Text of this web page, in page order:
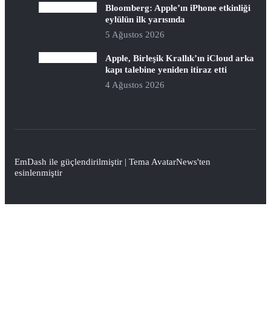
Bloomberg: Apple’ın iPhone etkinliği
eylülün ilk yarısında
5 Ağustos 2026
Apple, Birleşik Krallık’ın iCloud arka
kapı talebine yeniden itiraz etti
4 Ağustos 2026
EmDash ile güçlendirilmiştir | Tema AvatarNews'ten
esinlenmiştir